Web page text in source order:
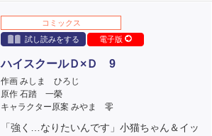
コミックス
試し読みをする
電子版
ハイスクールＤ×Ｄ 9
作画 みしま ひろじ
原作 石踏 一榮
キャラクター原案 みやま 零
「強く…なりたいんです」小猫ちゃん＆イッ